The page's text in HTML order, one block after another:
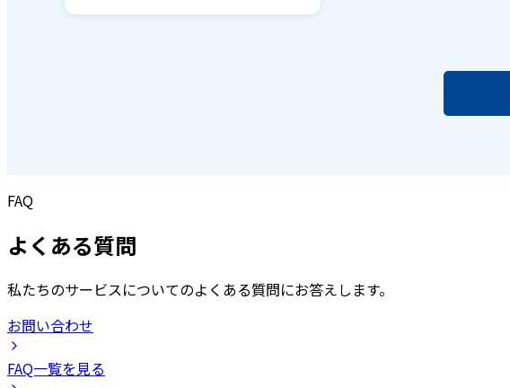
FAQ
よくある質問
私たちのサービスについてのよくある質問にお答えします。
お問い合わせ
FAQ一覧を見る